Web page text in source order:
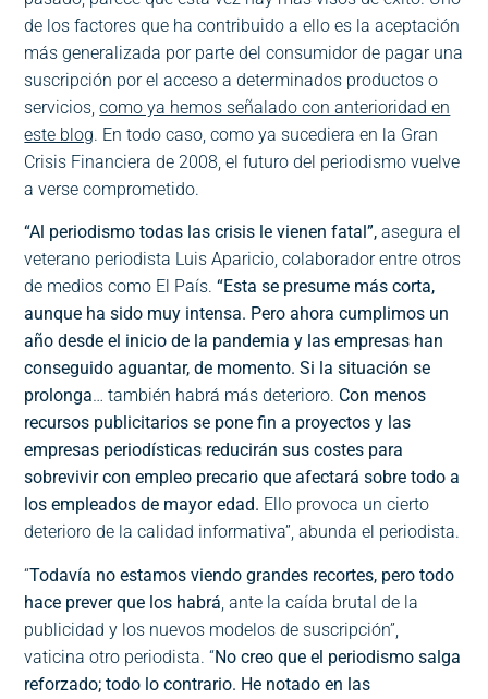
de los factores que ha contribuido a ello es la aceptación
más generalizada por parte del consumidor de pagar una
suscripción por el acceso a determinados productos o
servicios,como ya hemos señalado con anterioridad en
este blog. En todo caso, como ya sucediera en la Gran
Crisis Financiera de 2008, el futuro del periodismo vuelve
a verse comprometido.
“Al periodismo todas las crisis le vienen fatal”,asegura el
veterano periodista Luis Aparicio, colaborador entre otros
de medios como El País. “Esta se presume más corta,
aunque ha sido muy intensa. Pero ahora cumplimos un
año desde el inicio de la pandemia y las empresas han
conseguido aguantar, de momento. Si la situación se
prolonga… también habrá más deterioro. Con menos
recursos publicitarios se pone fin a proyectos y las
empresas periodísticas reducirán sus costes para
sobrevivir con empleo precario que afectará sobre todo a
los empleados de mayor edad. Ello provoca un cierto
deterioro de la calidad informativa”, abunda el periodista.
“Todavía no estamos viendo grandes recortes, pero todo
hace prever que los habrá , ante la caída brutal de la
publicidad y los nuevos modelos de suscripción”,
vaticina otro periodista. “No creo que el periodismo salga
reforzado; todo lo contrario. He notado en las